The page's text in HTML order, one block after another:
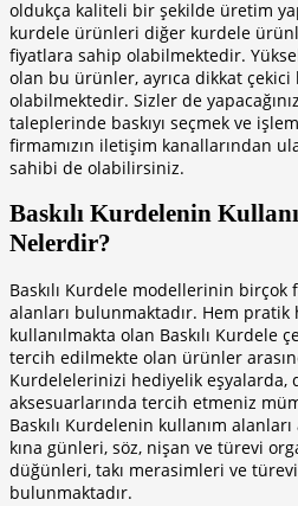
Panel
Panel
panel
Panel
Panel
Oku
panel
panel
oldukça kaliteli bir şekilde üretim
kurdele ürünleri diğer kurdele
fiyatlara sahip olabilmektedir.
olan bu ürünler, ayrıca dikkat
olabilmektedir. Sizler de
taleplerinde baskıyı seçmek ve
firmamızın iletişim kanallarından
sahibi de olabilirsiniz.
Baskılı Kurdelenin
Nelerdir?
Baskılı Kurdele modellerinin birçok
alanları bulunmaktadır. Hem
kullanılmakta olan Baskılı Kurdele
tercih edilmekte olan ürünler
Kurdelelerinizi hediyelik eşyalarda,
aksesuarlarında tercih etmeniz
Baskılı Kurdelenin kullanım
kına günleri, söz, nişan ve türevi
düğünleri, takı merasimleri ve
bulunmaktadır.